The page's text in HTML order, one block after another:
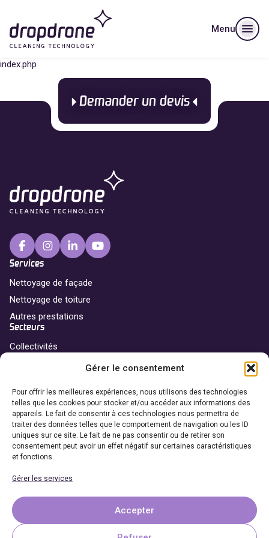
Gérer le consentement
Pour offrir les meilleures expériences, nous utilisons des technologies
telles que les cookies pour stocker et/ou accéder aux informations des
appareils. Le fait de consentir à ces technologies nous permettra de
traiter des données telles que le comportement de navigation ou les ID
uniques sur ce site. Le fait de ne pas consentir ou de retirer son
consentement peut avoir un effet négatif sur certaines caractéristiques
et fonctions.
Gérer les services
Accepter
Menu
index.php
Demander un devis
Services
Nettoyage de façade
Nettoyage de toiture
Autres prestations
Secteurs
Collectivités
Franchise
Nos agences
Devenir franchisé
Coordonnées